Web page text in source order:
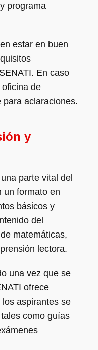
programa
estar en buen
En caso
de
aclaraciones.
y
parte vital del
un formato en
básicos y
del
matemáticas,
lectora.
una vez que se
ofrece
aspirantes se
como guías